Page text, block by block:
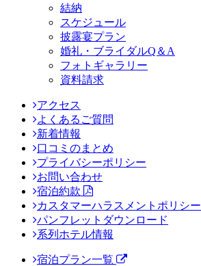
結納
スケジュール
披露宴プラン
婚礼・ブライダルQ＆A
フォトギャラリー
資料請求
アクセス
よくあるご質問
新着情報
口コミのまとめ
プライバシーポリシー
お問い合わせ
宿泊約款
カスタマーハラスメントポリシー
パンフレットダウンロード
系列ホテル情報
宿泊プラン一覧